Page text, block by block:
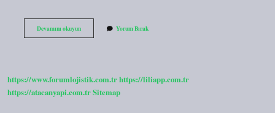
Devamını okuyunHangi
Bitkiler
Yorum Bırak
https://www.forumlojistik.com.trhttps://liliapp.com.tr
https://atacanyapi.com.trSitemap